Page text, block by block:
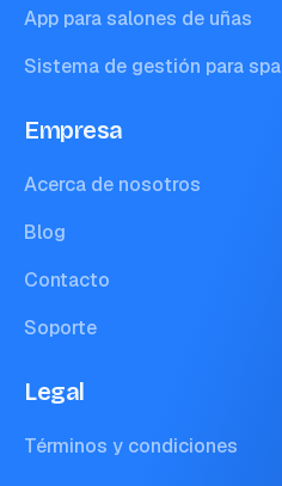
App para salones de uñas
Sistema de gestión para spa
Empresa
Acerca de nosotros
Blog
Contacto
Soporte
Legal
Términos y condiciones